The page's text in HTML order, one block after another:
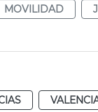
MOVILIDAD